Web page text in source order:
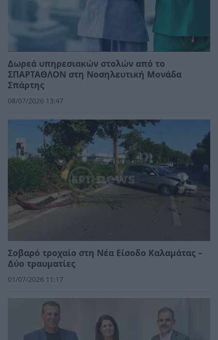
Δωρεά υπηρεσιακών στολών από το
ΣΠΑΡΤΑΘΛΟΝ στη Νοσηλευτική Μονάδα
Σπάρτης
08/07/2026 13:47
Σοβαρό τροχαίο στη Νέα Είσοδο Καλαμάτας –
Δύο τραυματίες
01/07/2026 11:17